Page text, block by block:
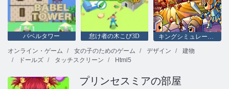
バベルタワー 怠け者の木こび3D
キングシミュレーター
オンライン・ゲーム
女の子のためのゲーム デザイン
建物
ドールズ
タッチスクリーン Html5
プリンセスミアの部屋